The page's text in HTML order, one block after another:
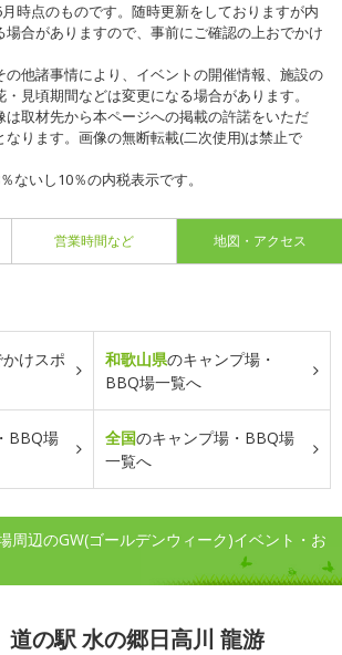
時点のものです。随時更新をしておりますが内
合がありますので、事前にご確認の上おでかけ
他諸事情により、イベントの開催情報、施設の
見頃期間などは変更になる場合があります。
取材先から本ページへの掲載の許諾をいただ
なります。画像の無断転載(二次使用)は禁止で
ないし10％の内税表示です。
営業時間など 地図・アクセス
けスポ
和歌山県のキャンプ場・
BBQ場一覧へ
BBQ場
全国のキャンプ場・BBQ場
一覧へ
周辺のGW(ゴールデンウィーク)イベント・お
道の駅 水の郷日高川 龍游